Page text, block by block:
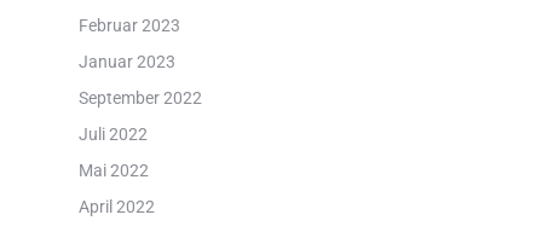
Februar 2023
Januar 2023
September 2022
Juli 2022
Mai 2022
April 2022